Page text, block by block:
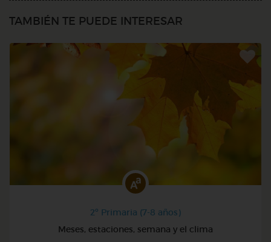
TAMBIÉN TE PUEDE INTERESAR
2º Primaria (7-8 años)
Meses, estaciones, semana y el clima